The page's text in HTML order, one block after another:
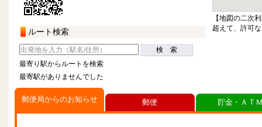
ルート検索
検 索
最寄り駅からルートを検索
最寄駅がありませんでした
【地図の二次
超えて、許可
郵便局からのお知らせ 郵便 貯金・ＡＴ